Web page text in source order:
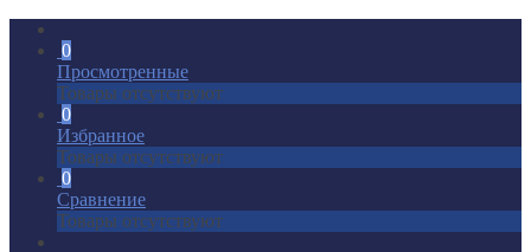
0
Просмотренные
Товары отсутствуют
0
Избранное
Товары отсутствуют
0
Сравнение
Товары отсутствуют